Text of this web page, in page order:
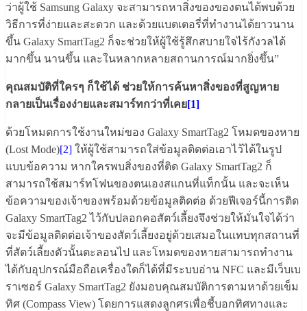
ว่าผู้ใช้ Samsung Galaxy จะสามารถหาสิ่งของของตนได้พบด้วย
วิธีการที่ง่ายและสะดวก และด้วยแบตเตอรี่ที่ทำงานได้ยาวนาน
ขึ้น Galaxy SmartTag2 ก็จะช่วยให้ผู้ใช้รู้สึกสบายใจไร้กังวลได้
มากขึ้น นานขึ้น และในหลากหลายสถานการณ์มากยิ่งขึ้น”
คุณสมบัติที่ใครๆ ก็ใช้ได้ ช่วยให้การค้นหาสิ่งของที่สูญหาย
กลายเป็นเรื่องง่ายและสมาร์ทกว่าที่เคย[1]
ด้วยโหมดการใช้งานใหม่ของ Galaxy SmartTag2 โหมดของหาย
(Lost Mode)[2] ให้ผู้ใช้สามารถใส่ข้อมูลติดต่อเอาไว้ได้ในรูป
แบบข้อความ หากใครพบสิ่งของที่ติด Galaxy SmartTag2 ก็
สามารถใช้สมาร์ทโฟนของตนเองสแกนที่แท็กนั้น และจะเห็น
ข้อความของเจ้าของพร้อมด้วยข้อมูลติดต่อ ด้วยฟีเจอร์นี้การติด
Galaxy SmartTag2 ไว้กับปลอกคอสัตว์เลี้ยงจึงช่วยให้มั่นใจได้ว่า
จะมีข้อมูลติดต่อเจ้าของสัตว์เลี้ยงอยู่ด้วยเสมอในแทบทุกสถานที่
ที่สัตว์เลี้ยงตัวนั้นตะลอนไป และโหมดของหายสามารถทำงาน
ได้กับอุปกรณ์มือถือเครื่องใดก็ได้ที่มีระบบอ่าน NFC และมีเว็บเบ
ราเซอร์ Galaxy SmartTag2 ยังมอบคุณสมบัติการตามหาด้วยเข็ม
ทิศ (Compass View) โดยการแสดงลูกศรเพื่อชี้บอกทิศทางและ